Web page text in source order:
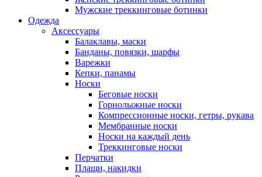
Мужские треккинговые ботинки
Одежда
Аксессуары
Балаклавы, маски
Банданы, повязки, шарфы
Варежки
Кепки, панамы
Носки
Беговые носки
Горнолыжные носки
Компрессионные носки, гетры, рукава
Мембранные носки
Носки на каждый день
Треккинговые носки
Перчатки
Плащи, накидки